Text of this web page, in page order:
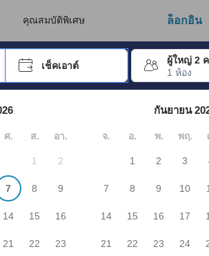
คุณสมบัติพิเศษ ล็อกอิน
ปุ่ม Enter เพื่อเลือก
เช็คเอาต์
ผู้ใหญ่ 2
1 ห้อง
ลูกศรเพื่อเลือกวันเช็คอินและเช็คเอาต์ เมื่อไปถึ
ศ. ส. อา.
1 2
7 8 9
14 15 16
21 22 23
กันยายน
จ. อ. พ. พฤ.
1 2 3
7 8 9 10
14 15 16 17
21 22 23 24